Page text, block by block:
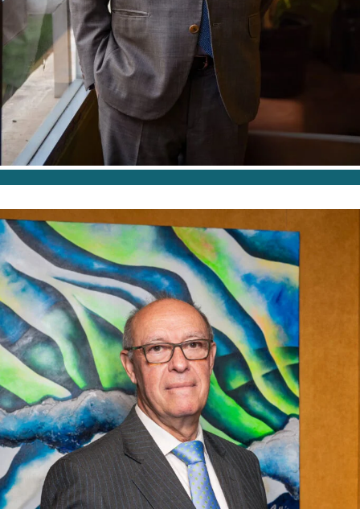
OF COUNCEL
Fernando Moreno
de la Santa